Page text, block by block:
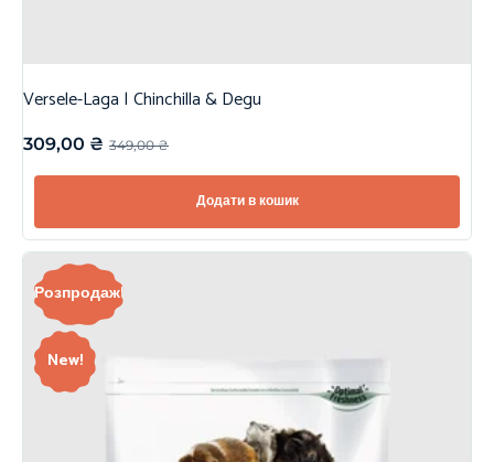
Versele-Laga | Chinchilla & Degu
349,00₴
309,00 ₴
Додати в кошик
New!
Розпродаж!